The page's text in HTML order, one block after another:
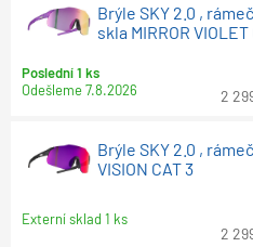
Brýle SKY 2.0 ,
skla MIRROR VIOLET
Poslední 1 ks
Odešleme7.8.2026
2
Brýle SKY 2.0 ,
VISION CAT 3
Externí sklad 1 ks
2